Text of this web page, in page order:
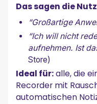
Das sagen die
“Großartige
“Ich will nicht
aufnehmen. Ist
Store)
Ideal für:alle, die
Recorder mit
automatischen